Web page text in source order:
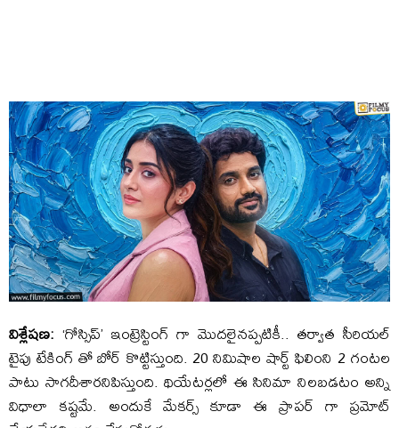
విశ్లేషణ: ‘గోస్సిప్’ ఇంట్రెస్టింగ్ గా మొదలైనప్పటికీ.. తర్వాత సీరియల్
టైపు టేకింగ్ తో బోర్ కొట్టిస్తుంది. 20 నిమిషాల షార్ట్ ఫిలింని 2 గంటల
పాటు సాగదీశారనిపిస్తుంది. థియేటర్లలో ఈ సినిమా నిలబడటం అన్ని
విధాలా కష్టమే. అందుకే మేకర్స్ కూడా ఈ ప్రాపర్ గా ప్రమోట్